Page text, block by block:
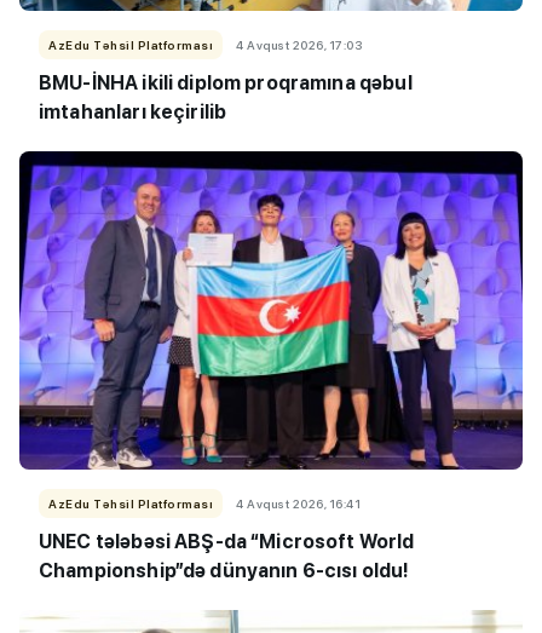
AzEdu Təhsil Platforması 4 Avqust 2026, 17:03
BMU-İNHA ikili diplom proqramına qəbul
imtahanları keçirilib
AzEdu Təhsil Platforması 4 Avqust 2026, 16:41
UNEC tələbəsi ABŞ-da “Microsoft World
Championship”də dünyanın 6-cısı oldu!